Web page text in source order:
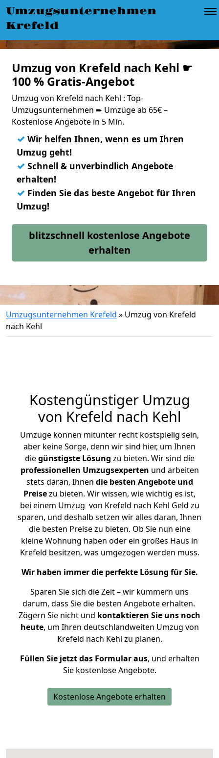
Umzugsunternehmen
Krefeld
Umzug von Krefeld nach Kehl ☛
100 % Gratis-Angebot
Umzug von Krefeld nach Kehl : Top-
Umzugsunternehmen ➨ Umzüge ab 65€ –
Kostenlose Angebote in 5 Min.
✓ Wir helfen Ihnen, wenn es um Ihren
Umzug geht!
✓ Schnell & unverbindlich Angebote
erhalten!
✓ Finden Sie das beste Angebot für Ihren
Umzug!
blitzschnell kostenlose Angebote
erhalten
Umzugsunternehmen Krefeld » Umzug von Krefeld
nach Kehl
Kostengünstiger Umzug
von Krefeld nach Kehl
Umzüge können mitunter recht kostspielig sein,
aber keine Sorge, denn wir sind hier, um Ihnen
diegünstigste Lösung zu bieten. Wir sind die
professionellen Umzugsexperten und arbeiten
stets daran, Ihnen die besten Angebote und
Preisezu bieten. Wir wissen, wie wichtig es ist,
bei einem Umzug von Krefeld nach Kehl Geld zu
sparen, und deshalb setzen wir alles daran, Ihnen
die besten Preise zu bieten. Ob Sie nun eine
kleine Wohnung haben oder ein großes Haus in
Krefeld besitzen, was umgezogen werden muss.
Wir haben immer die perfekte Lösung für Sie.
Sparen Sie sich die Zeit – wir kümmern uns
darum, dass Sie die besten Angebote erhalten.
Zögern Sie nicht und kontaktieren Sie uns noch
heute, um Ihren deutschlandweiten Umzug von
Krefeld nach Kehl zu planen.
Füllen Sie jetzt das Formular aus, und erhalten
Sie kostenlose Angebote.
Kostenlose Angebote erhalten